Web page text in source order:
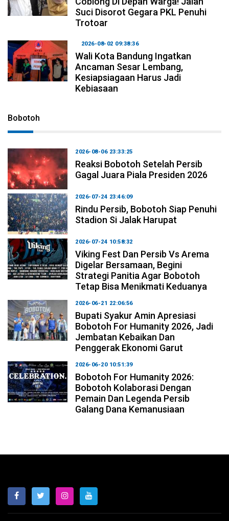
Suci Disorot Gegara PKL Penuhi
Trotoar
2026-08-02 09:38:36
Wali Kota Bandung Ingatkan
Ancaman Sesar Lembang,
Kesiapsiagaan Harus Jadi
Kebiasaan
Bobotoh
2026-08-06 23:33:25
Reaksi Bobotoh Setelah Persib
Gagal Juara Piala Presiden 2026
2026-07-24 23:46:09
Rindu Persib, Bobotoh Siap Penuhi
Stadion Si Jalak Harupat
2026-07-24 10:58:32
Viking Fest Dan Persib Vs Arema
Digelar Bersamaan, Begini
Strategi Panitia Agar Bobotoh
Tetap Bisa Menikmati Keduanya
2026-06-21 22:06:56
Bupati Syakur Amin Apresiasi
Bobotoh For Humanity 2026, Jadi
Jembatan Kebaikan Dan
Penggerak Ekonomi Garut
2026-06-20 10:51:39
Bobotoh For Humanity 2026:
Bobotoh Kolaborasi Dengan
Pemain Dan Legenda Persib
Galang Dana Kemanusiaan